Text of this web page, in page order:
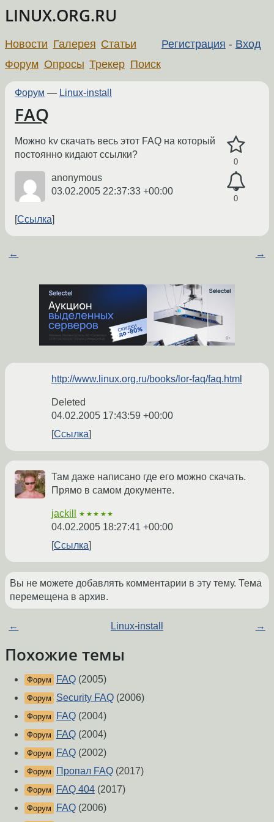
LINUX.ORG.RU
Регистрация - Вход
Новости Галерея Статьи
Форум Опросы Трекер Поиск
Форум — Linux-install
FAQ
0
0
Можно kv скачать весь этот FAQ на который
постоянно кидают ссылки?
anonymous
03.02.2005 22:37:33 +00:00
Ссылка
← →
http://www.linux.org.ru/books/lor-faq/faq.html
Deleted
04.02.2005 17:43:59 +00:00
Ссылка
Там даже написано где его можно скачать.
Прямо в самом документе.
jackill ★★★★★
04.02.2005 18:27:41 +00:00
Ссылка
Вы не можете добавлять комментарии в эту тему. Тема
перемещена в архив.
← Linux-install →
Похожие темы
Форум FAQ (2005)
Форум Security FAQ (2006)
Форум FAQ (2004)
Форум FAQ (2004)
Форум FAQ (2002)
Форум Пропал FAQ (2017)
Форум FAQ 404 (2017)
Форум FAQ (2006)